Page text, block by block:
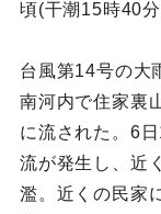
頃(干潮15時40分
台風第14号の大
南河内で住家裏
に流された。6
流が発生し、近
濫。近くの民家